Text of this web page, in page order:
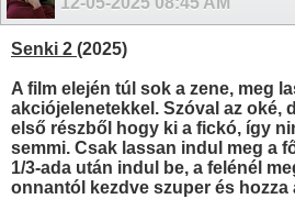
Senki 2 (2025)
A film elején túl sok a zene, meg
akciójelenetekkel. Szóval az oké,
első részből hogy ki a fickó, így
semmi. Csak lassan indul meg a
1/3-ada után indul be, a felénél
onnantól kezdve szuper és hozza